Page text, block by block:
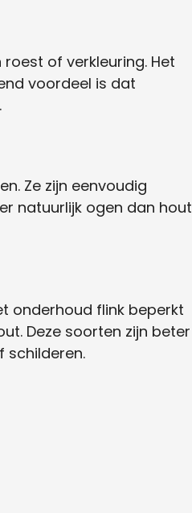
of verkleuring. Het
voordeel is dat
Ze zijn eenvoudig
natuurlijk ogen dan hout
onderhoud flink beperkt
Deze soorten zijn beter
schilderen.